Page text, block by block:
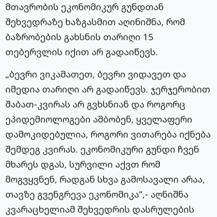
მთავრობის ეკონომიკურ გუნდთან
შეხვედრაზე ხაზგასმით აღინიშნა, რომ
ბაზრობების გახსნის თარიღი 15
თებერვლის იქით არ გადაიწევს.
„ბევრი ვიკამათეთ, ბევრი ვიდავეთ და
იმედია თარიღი არ გადაიწევს. ჯერჯერობით
შაბათ-კვირას არ გვხსნიან და როგორც
ეპიდემიოლოგები ამბობენ, ყველაფერი
დამოკიდებულია, როგორი ვითარება იქნება
შემდეგ კვირას. ეკონომიკური გუნდი ჩვენ
მხარეს დგას, სურვილი აქვთ რომ
მოგვყვნენ, რადგან სხვა გამოსავალი არაა,
თავზე გვენგრევა ეკონომიკა”,- აღნიშნა
კვარაცხელიამ შეხვედრის დასრულების